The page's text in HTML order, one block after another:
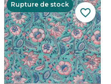
Rupture de stock
favorite_border